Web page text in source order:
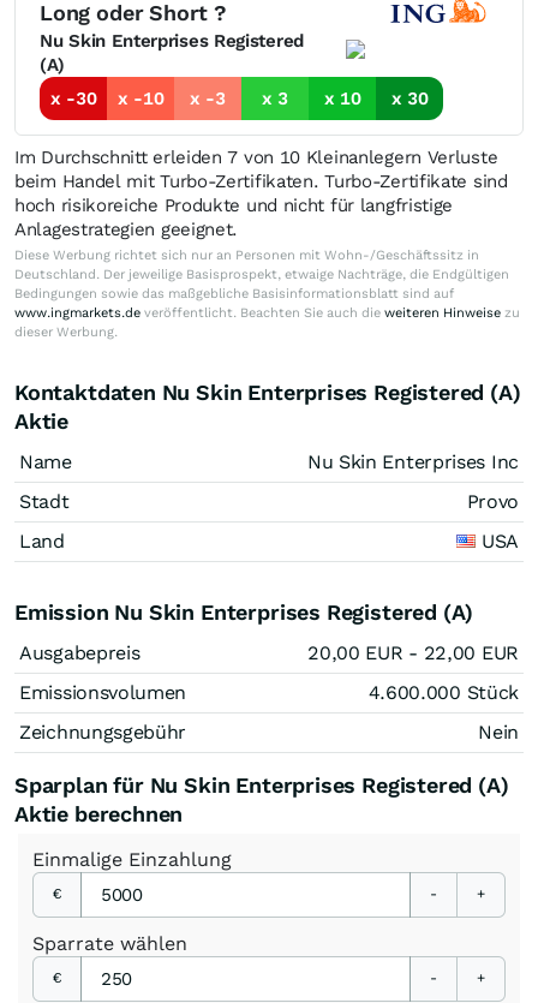
Long oder Short ?
Nu Skin Enterprises Registered
(A)
x -30
x -10 x -3 x 3 x 10 x 30
Im Durchschnitt erleiden 7 von 10 Kleinanlegern Verluste
beim Handel mit Turbo-Zertifikaten. Turbo-Zertifikate sind
hoch risikoreiche Produkte und nicht für langfristige
Anlagestrategien geeignet.
Diese Werbung richtet sich nur an Personen mit Wohn-/Geschäftssitz in
Deutschland. Der jeweilige Basisprospekt, etwaige Nachträge, die Endgültigen
Bedingungen sowie das maßgebliche Basisinformationsblatt sind auf
www.ingmarkets.de veröffentlicht. Beachten Sie auch die weiteren Hinweise zu
dieser Werbung.
Kontaktdaten Nu Skin Enterprises Registered (A)
Aktie
Name
Nu Skin Enterprises Inc
Stadt
Provo
Land
USA
Emission Nu Skin Enterprises Registered (A)
Ausgabepreis 20,00 EUR - 22,00 EUR
Emissionsvolumen
4.600.000 Stück
Zeichnungsgebühr
Nein
Sparplan für Nu Skin Enterprises Registered (A)
Aktie berechnen
Einmalige Einzahlung
€ - +
Sparrate wählen
€ - +